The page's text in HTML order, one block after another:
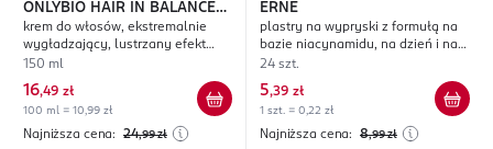
ONLYBIO HAIR IN BALANCE
Gloss
krem do włosów, ekstremalnie
wygładzający, lustrzany efekt
tafli
150 ml
16,49 zł
100 ml = 10,99 zł
Najniższa cena: 24,99 zł
ERNE
plastry na wypryski z formułą na
bazie niacynamidu, na dzień i na
noc
24 szt.
5,39 zł
1 szt. = 0,22 zł
Najniższa cena: 8,99 zł